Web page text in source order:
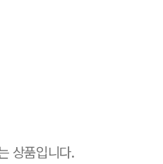
상품입니다.